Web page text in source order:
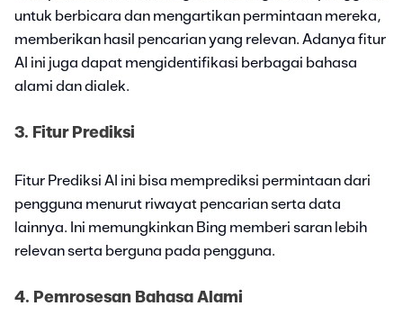
untuk berbicara dan mengartikan permintaan mereka,
memberikan hasil pencarian yang relevan. Adanya fitur
AI ini juga dapat mengidentifikasi berbagai bahasa
alami dan dialek.
3. Fitur Prediksi
Fitur Prediksi AI ini bisa memprediksi permintaan dari
pengguna menurut riwayat pencarian serta data
lainnya. Ini memungkinkan Bing memberi saran lebih
relevan serta berguna pada pengguna.
4. Pemrosesan Bahasa Alami